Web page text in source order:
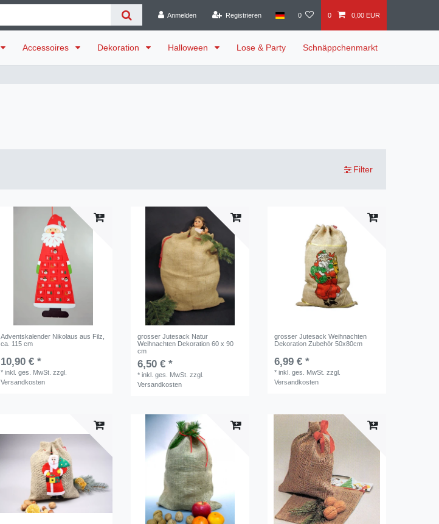
Anmelden Registrieren 0 0 0,00 EUR
Accessoires Dekoration Halloween Lose & Party Schnäppchenmarkt
Filter
Adventskalender Nikolaus aus Filz,
ca. 115 cm
10,90 € *
*inkl. ges. MwSt. zzgl.
Versandkosten
grosser Jutesack Natur
Weihnachten Dekoration 60 x 90
cm
6,50 € *
*inkl. ges. MwSt. zzgl.
Versandkosten
grosser Jutesack Weihnachten
Dekoration Zubehör 50x80cm
6,99 € *
*inkl. ges. MwSt. zzgl.
Versandkosten